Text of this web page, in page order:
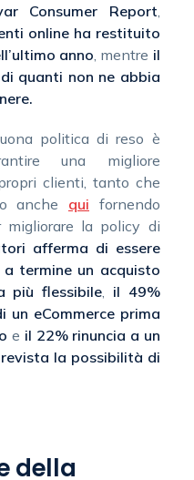
Consumer Report
online ha restituito
anno , mentre il
quanti non ne abbia
politica di reso è
una migliore
clienti, tanto che
anche qui fornendo
migliorare la policy di
afferma di essere
termine un acquisto
più flessibile
il 49%
eCommerce prima
e il 22% rinuncia a un
la possibilità di
della